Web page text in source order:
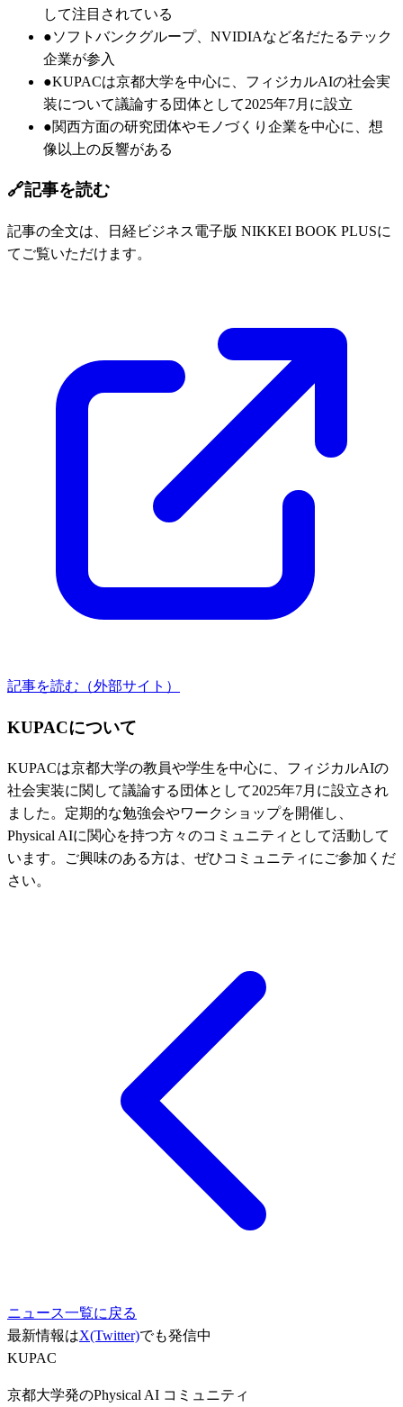
して注目されている
●ソフトバンクグループ、NVIDIAなど名だたるテック
企業が参入
●KUPACは京都大学を中心に、フィジカルAIの社会実
装について議論する団体として2025年7月に設立
●関西方面の研究団体やモノづくり企業を中心に、想
像以上の反響がある
🔗記事を読む
記事の全文は、日経ビジネス電子版 NIKKEI BOOK PLUSに
てご覧いただけます。
記事を読む（外部サイト）
KUPACについて
KUPACは京都大学の教員や学生を中心に、フィジカルAIの
社会実装に関して議論する団体として2025年7月に設立され
ました。定期的な勉強会やワークショップを開催し、
Physical AIに関心を持つ方々のコミュニティとして活動して
います。ご興味のある方は、ぜひコミュニティにご参加くだ
さい。
ニュース一覧に戻る
最新情報はX(Twitter)でも発信中
KUPAC
京都大学発のPhysical AI コミュニティ